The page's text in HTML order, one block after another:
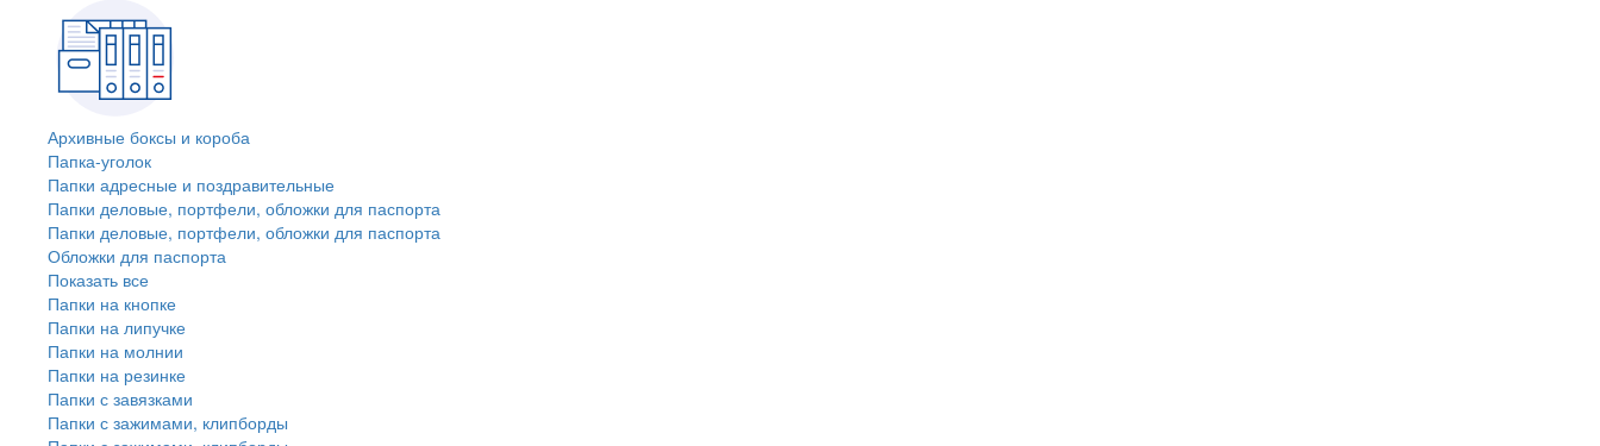
Архивные боксы и короба
Папка-уголок
Папки адресные и поздравительные
Папки деловые, портфели, обложки для паспорта
Папки деловые, портфели, обложки для паспорта
Обложки для паспорта
Показать все
Папки на кнопке
Папки на липучке
Папки на молнии
Папки на резинке
Папки с завязками
Папки с зажимами, клипборды